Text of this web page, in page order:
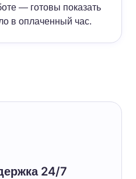
— готовы показать
в оплаченный час.
24/7